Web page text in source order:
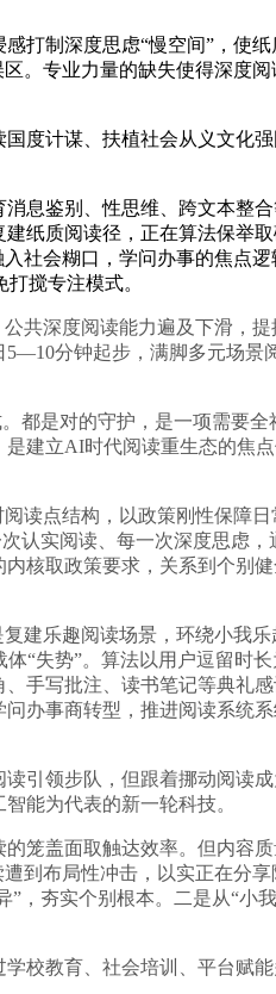
制深度思虑“慢空间”，使纸
。专业力量的缺失使得深度阅
计谋、扶植社会从义文化
鉴别、性思维、跨文本整
纸质阅读径，正在算法保举
社会糊口，学问办事的焦点逻
搅专注模式。
深度阅读能力遍及下滑，
分钟起步，满脚多元场景
是对的守护，是一项需要全
建立AI时代阅读重生态的焦
点结构，以政策刚性保障
认实阅读、每一次深度思虑
核取政策要求，关系到个别健
乐趣阅读场景，环绕小我
“失势”。算法以用户逗留时
手写批注、读书笔记等典礼
办事商转型，推进阅读系统
领步队，但跟着挪动阅读
能为代表的新一轮科技。
盖面取触达效率。但内容
到布局性冲击，以实正在分
，夯实个别根本。二是从“小
教育、社会培训、平台赋